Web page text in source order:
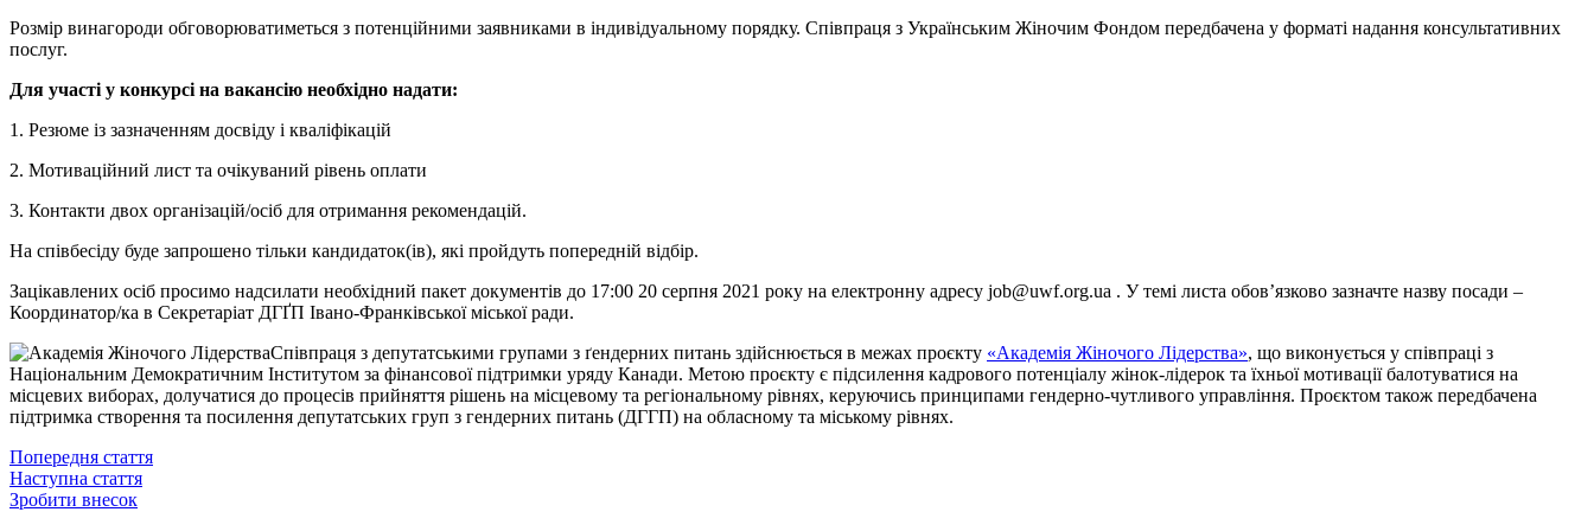
Розмір винагороди обговорюватиметься з потенційними заявниками в індивідуальному порядку. Співпраця з Українським Жіночим Фондом передбачена у форматі надання консультативних
послуг.
Для участі у конкурсі на вакансію необхідно надати:
1. Резюме із зазначенням досвіду і кваліфікацій
2. Мотиваційний лист та очікуваний рівень оплати
3. Контакти двох організацій/осіб для отримання рекомендацій.
На співбесіду буде запрошено тільки кандидаток(ів), які пройдуть попередній відбір.
Зацікавлених осіб просимо надсилати необхідний пакет документів до 17:00 20 серпня 2021 року на електронну адресу job@uwf.org.ua . У темі листа обов’язково зазначте назву посади –
Координатор/ка в Секретаріат ДГҐП Івано-Франківської міської ради.
Співпраця з депутатськими групами з ґендерних питань здійснюється в межах проєкту «Академія Жіночого Лідерства», що виконується у співпраці з
Національним Демократичним Інститутом за фінансової підтримки уряду Канади. Метою проєкту є підсилення кадрового потенціалу жінок-лідерок та їхньої мотивації балотуватися на
місцевих виборах, долучатися до процесів прийняття рішень на місцевому та регіональному рівнях, керуючись принципами гендерно-чутливого управління. Проєктом також передбачена
підтримка створення та посилення депутатських груп з гендерних питань (ДГГП) на обласному та міському рівнях.
Попередня стаття
Наступна стаття
Зробити внесок